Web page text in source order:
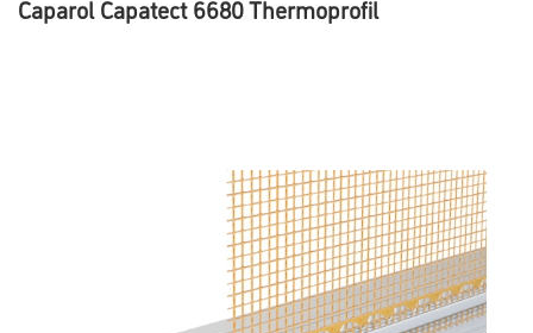
Caparol Capatect 6680 Thermoprofil